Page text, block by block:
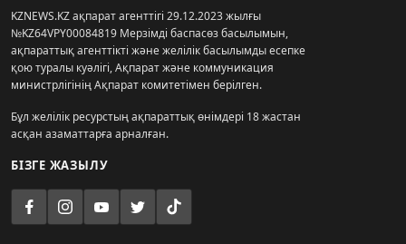
KZNEWS.KZ ақпарат агенттігі 29.12.2023 жылғы
№KZ64VPY00084819 Мерзімді баспасөз басылымын,
ақпараттық агенттікті және желілік басылымды есепке
қою туралы куәлігі, Ақпарат және коммуникация
министрлігінің Ақпарат комитетімен берілген.
Бұл желілік ресурстың ақпараттық өнімдері 18 жастан
асқан азаматтарға арналған.
БІЗГЕ ЖАЗЫЛУ